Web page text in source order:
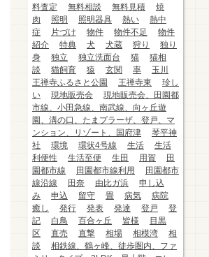
料査定
無料相談 無料見積
焼
肉
照明 照明器具 熱い
熱中
症
片づけ 物件 物件不足
物件
紹介
特典 犬 犬蔵 狩り
独り
身
独立 独立洗面台 猫
猫相
談
猫飼育 猿 玄関 率
玉川
王禅寺ふるさと公園
王禅寺東
珍し
い
現地販売会
現地販売会、田園都
市線、小田急線、南武線、向ヶ丘遊
園、溝の口、たまプラーザ、登戸、マ
ンション、リゾート、国府津
琴平神
社
環境 環状4号線 生活
生活
利便性
生活至便 生田 用賀
田
園都市線
田園都市線利用
田園都市
線沿線
田奈 由比ガ浜
申し込
み
申込 留守 畳 病気
病院
癒し
発行 発表 発達 登戸
登
記
白鳥 百合ヶ丘 皆様
目黒
区
直売 直撃 相場 相模湾
相
談
相鉄線、鶴ヶ峰、徒歩圏内、ファ